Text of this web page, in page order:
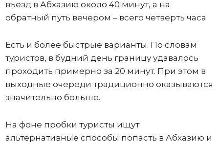
въезд в Абхазию около 40 минут, а на
обратный путь вечером – всего четверть часа.
Есть и более быстрые варианты. По словам
туристов, в будний день границу удавалось
проходить примерно за 20 минут. При этом в
выходные очереди традиционно оказываются
значительно больше.
На фоне пробки туристы ищут
альтернативные способы попасть в Абхазию и